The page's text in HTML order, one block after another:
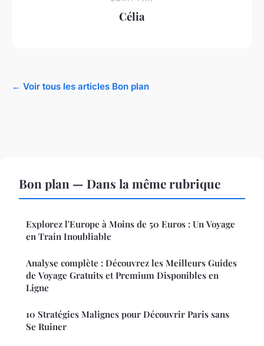
Célia
← Voir tous les articles Bon plan
Bon plan — Dans la même rubrique
Explorez l'Europe à Moins de 50 Euros : Un Voyage
en Train Inoubliable
Analyse complète : Découvrez les Meilleurs Guides
de Voyage Gratuits et Premium Disponibles en
Ligne
10 Stratégies Malignes pour Découvrir Paris sans
Se Ruiner